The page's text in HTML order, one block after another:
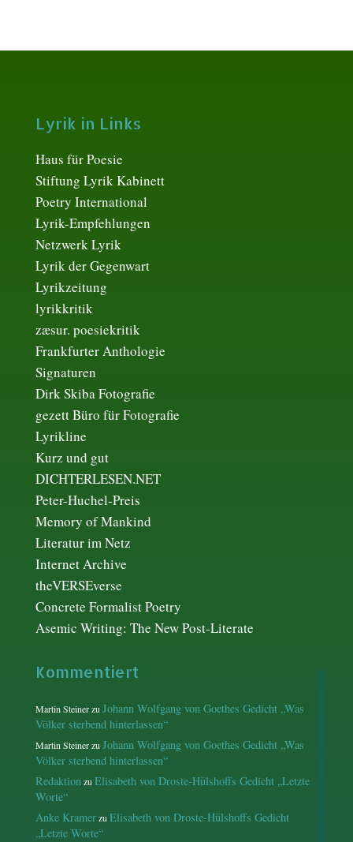
Lyrik in Links
Haus für Poesie
Stiftung Lyrik Kabinett
Poetry International
Lyrik-Empfehlungen
Netzwerk Lyrik
Lyrik der Gegenwart
Lyrikzeitung
lyrikkritik
zæsur. poesiekritik
Frankfurter Anthologie
Signaturen
Dirk Skiba Fotografie
gezett Büro für Fotografie
Lyrikline
Kurz und gut
DICHTERLESEN.NET
Peter-Huchel-Preis
Memory of Mankind
Literatur im Netz
Internet Archive
theVERSEverse
Concrete Formalist Poetry
Asemic Writing: The New Post-Literate
Kommentiert
Martin SteinerzuJohann Wolfgang von Goethes Gedicht „Was
Völker sterbend hinterlassen“
Martin SteinerzuJohann Wolfgang von Goethes Gedicht „Was
Völker sterbend hinterlassen“
RedaktionzuElisabeth von Droste-Hülshoffs Gedicht „Letzte
Worte“
Anke KramerzuElisabeth von Droste-Hülshoffs Gedicht
„Letzte Worte“